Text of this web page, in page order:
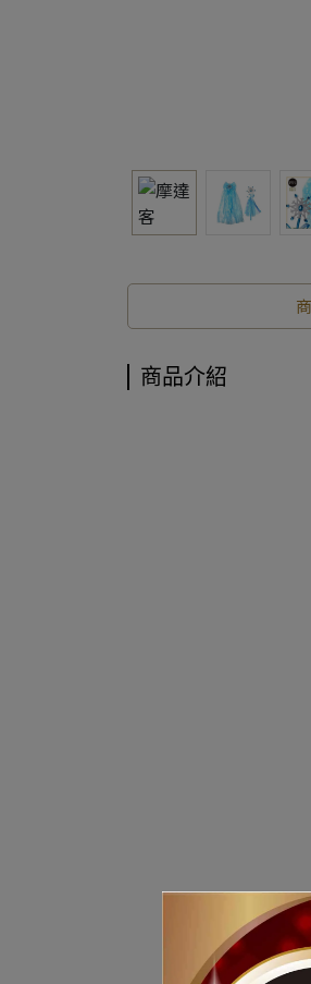
商品介紹